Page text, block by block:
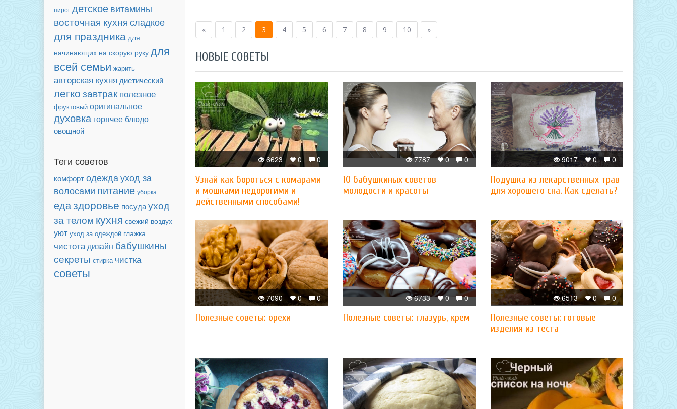
пирог детское витамины
восточная кухнясладкое
для праздника для
начинающих на скорую руку для
всей семьи жарить
авторская кухня диетический
легкозавтрак полезное
фруктовый оригинальное
духовка горячее блюдо
овощной
Теги советов
комфортодеждауход за
волосами питание уборка
едаздоровье посудауход
за телом кухня свежий воздух
уют уход за одеждой глажка
чистотадизайн бабушкины
секреты стирка чистка
советы
« 1 2 3 4 5 6 7 8 9 10 »
НОВЫЕ СОВЕТЫ
0
0
6623
Узнай как бороться с комарами
и мошками недорогими и
действенными способами!
0
0
7787
10 бабушкиных советов
молодости и красоты
0
0
9017
Подушка из лекарственных трав
для хорошего сна. Как сделать?
0
0
7090
Полезные советы: орехи
0
0
6733
Полезные советы: глазурь, крем
0
0
6513
Полезные советы: готовые
изделия из теста